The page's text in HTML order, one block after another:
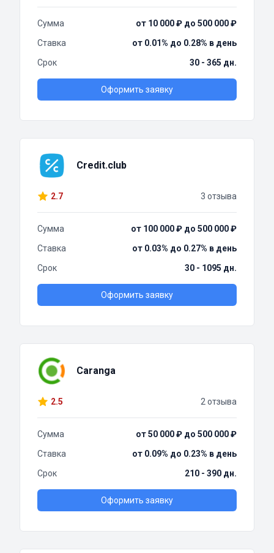
Сумма
от 10 000 ₽ до 500 000 ₽
Ставка
от 0.01% до 0.28% в день
Срок
30 - 365 дн.
Оформить заявку
Credit.club
2.7 3 отзыва
Сумма
от 100 000 ₽ до 500 000 ₽
Ставка
от 0.03% до 0.27% в день
Срок
30 - 1095 дн.
Оформить заявку
Caranga
2.5 2 отзыва
Сумма
от 50 000 ₽ до 500 000 ₽
Ставка
от 0.09% до 0.23% в день
Срок
210 - 390 дн.
Оформить заявку